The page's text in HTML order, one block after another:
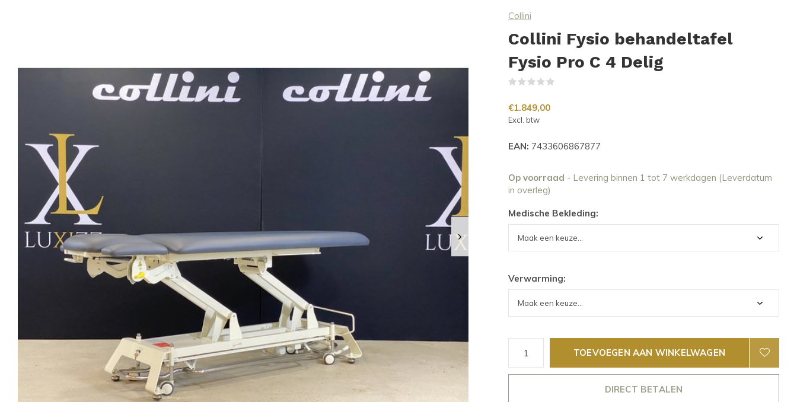
Collini
Collini Fysio behandeltafel
Fysio Pro C 4 Delig
€1.849,00
Excl. btw
EAN: 7433606867877
Op voorraad - Levering binnen 1 tot 7 werkdagen (Leverdatum
in overleg)
Medische Bekleding:
Verwarming:
TOEVOEGEN AAN WINKELWAGEN
DIRECT BETALEN